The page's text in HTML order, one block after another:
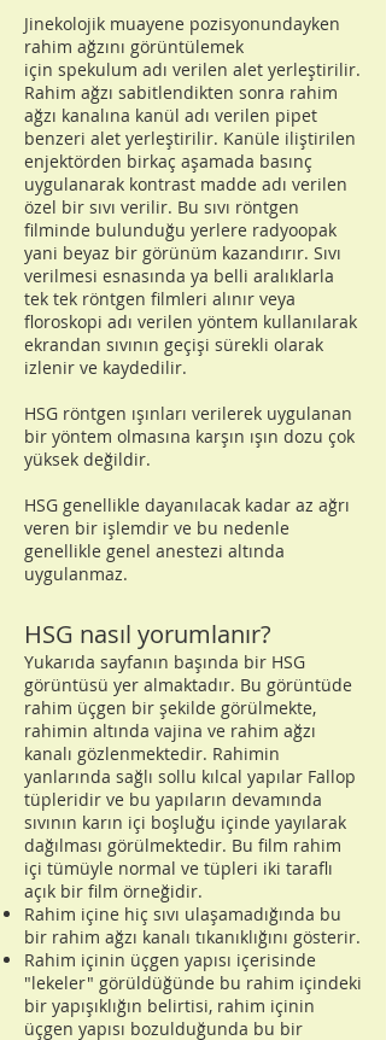
Jinekolojik muayene pozisyonundayken
rahim ağzını görüntülemek
için spekulum adı verilen alet yerleştirilir.
Rahim ağzı sabitlendikten sonra rahim
ağzı kanalına kanül adı verilen pipet
benzeri alet yerleştirilir. Kanüle iliştirilen
enjektörden birkaç aşamada basınç
uygulanarak kontrast madde adı verilen
özel bir sıvı verilir. Bu sıvı röntgen
filminde bulunduğu yerlere radyoopak
yani beyaz bir görünüm kazandırır. Sıvı
verilmesi esnasında ya belli aralıklarla
tek tek röntgen filmleri alınır veya
floroskopi adı verilen yöntem kullanılarak
ekrandan sıvının geçişi sürekli olarak
izlenir ve kaydedilir.
HSG röntgen ışınları verilerek uygulanan
bir yöntem olmasına karşın ışın dozu çok
yüksek değildir.
HSG genellikle dayanılacak kadar az ağrı
veren bir işlemdir ve bu nedenle
genellikle genel anestezi altında
uygulanmaz.
HSG nasıl yorumlanır?
Yukarıda sayfanın başında bir HSG
görüntüsü yer almaktadır. Bu görüntüde
rahim üçgen bir şekilde görülmekte,
rahimin altında vajina ve rahim ağzı
kanalı gözlenmektedir. Rahimin
yanlarında sağlı sollu kılcal yapılar Fallop
tüpleridir ve bu yapıların devamında
sıvının karın içi boşluğu içinde yayılarak
dağılması görülmektedir. Bu film rahim
içi tümüyle normal ve tüpleri iki taraflı
açık bir film örneğidir.
Rahim içine hiç sıvı ulaşamadığında bu
bir rahim ağzı kanalı tıkanıklığını gösterir.
Rahim içinin üçgen yapısı içerisinde
"lekeler" görüldüğünde bu rahim içindeki
bir yapışıklığın belirtisi, rahim içinin
üçgen yapısı bozulduğunda bu bir